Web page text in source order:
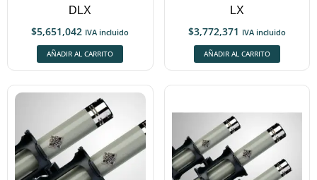
DLX
$5,651,042 IVA incluido
AÑADIR AL CARRITO
LX
$3,772,371 IVA incluido
AÑADIR AL CARRITO